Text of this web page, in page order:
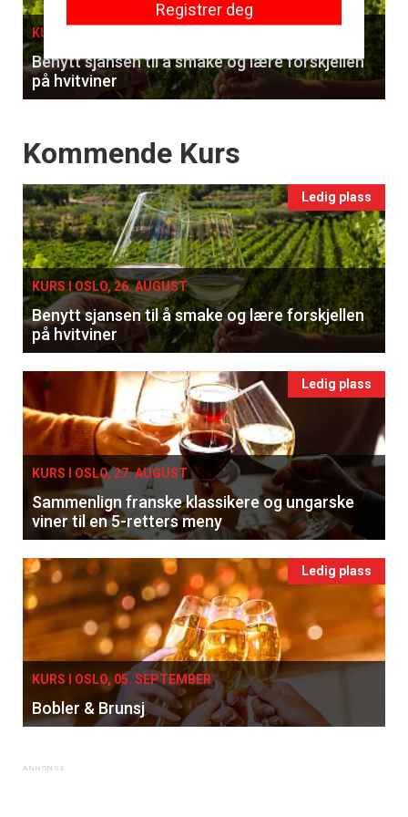
Registrer deg
KURS I OSLO, 26. AUGUST
Benytt sjansen til å smake og lære forskjellen
på hvitviner
Events
Kommende Kurs
Ledig plass
KURS I OSLO, 26. AUGUST
Benytt sjansen til å smake og lære forskjellen
på hvitviner
Ledig plass
KURS I OSLO, 27. AUGUST
Sammenlign franske klassikere og ungarske
viner til en 5-retters meny
Ledig plass
KURS I OSLO, 05. SEPTEMBER
Bobler & Brunsj